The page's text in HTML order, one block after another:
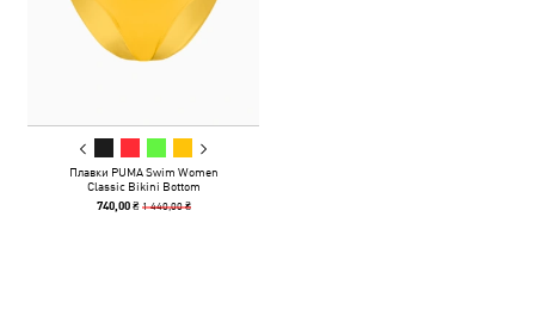
Плавки PUMA Swim Women
Classic Bikini Bottom
740,00 ₴ 1 440,00 ₴